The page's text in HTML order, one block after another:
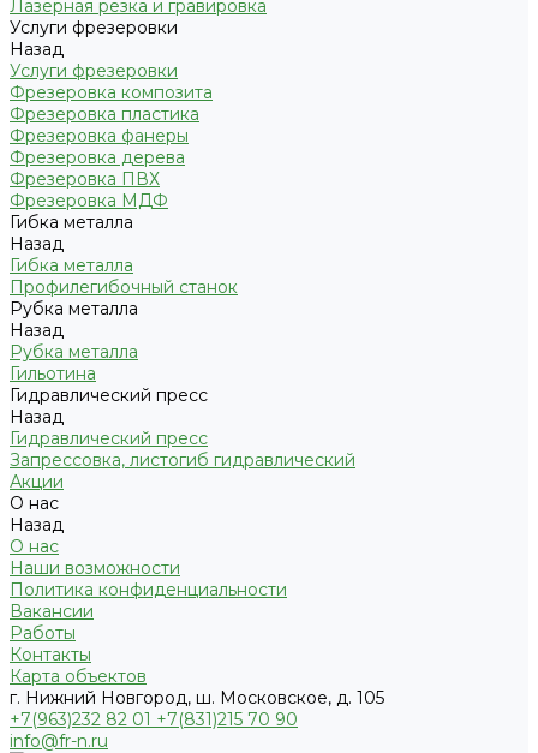
Лазерная резка и гравировка
Услуги фрезеровки
Назад
Услуги фрезеровки
Фрезеровка композита
Фрезеровка пластика
Фрезеровка фанеры
Фрезеровка дерева
Фрезеровка ПВХ
Фрезеровка МДФ
Гибка металла
Назад
Гибка металла
Профилегибочный станок
Рубка металла
Назад
Рубка металла
Гильотина
Гидравлический пресс
Назад
Гидравлический пресс
Запрессовка, листогиб гидравлический
Акции
О нас
Назад
О нас
Наши возможности
Политика конфиденциальности
Вакансии
Работы
Контакты
Карта объектов
г. Нижний Новгород, ш. Московское, д. 105
+7(963)232 82 01 +7(831)215 70 90
info@fr-n.ru